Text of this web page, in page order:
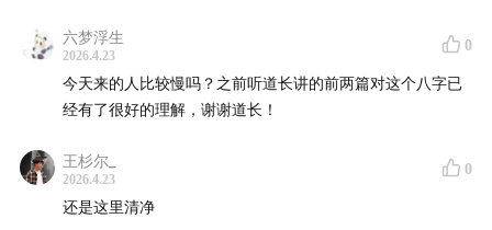
六梦浮生
2026.4.23
0
今天来的人比较慢吗？之前听道长讲的前两篇对这个八字已
经有了很好的理解，谢谢道长！
王杉尔_
2026.4.23
0
还是这里清净